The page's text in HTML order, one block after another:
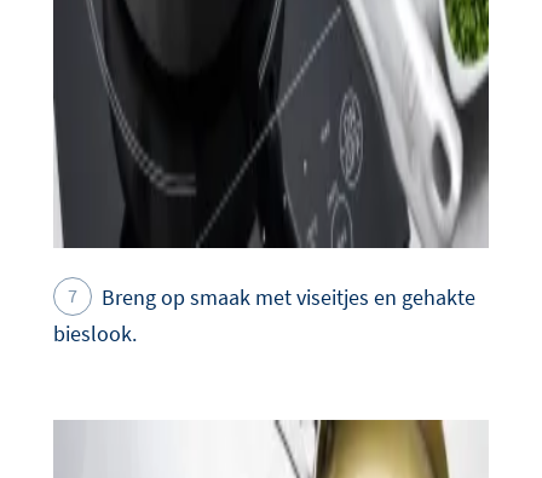
Breng op smaak met viseitjes en gehakte
bieslook.